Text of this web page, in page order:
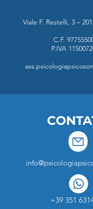
Viale F. Restelli, 3 –
C.F.
P.IVA
+39 351